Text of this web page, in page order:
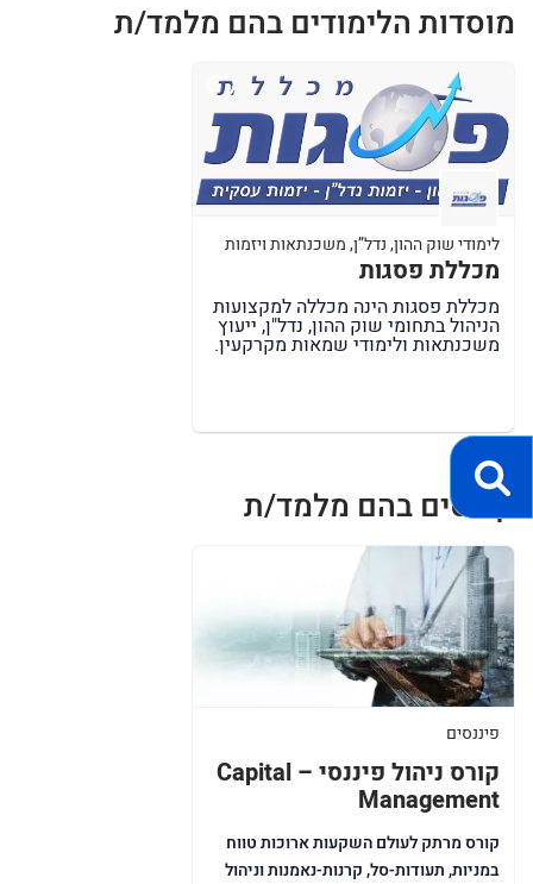
מוסדות הלימודים בהם מלמד/ת
לימודי שוק ההון, נדל”ן, משכנתאות ויזמות
מכללת פסגות
מכללת פסגות הינה מכללה למקצועות
הניהול בתחומי שוק ההון, נדל"ן, ייעוץ
משכנתאות ולימודי שמאות מקרקעין.
קורסים בהם מלמד/ת
פיננסים
קורס ניהול פיננסי – Capital
Management
קורס מרתק לעולם השקעות ארוכות טווח
במניות, תעודות-סל, קרנות-נאמנות וניהול